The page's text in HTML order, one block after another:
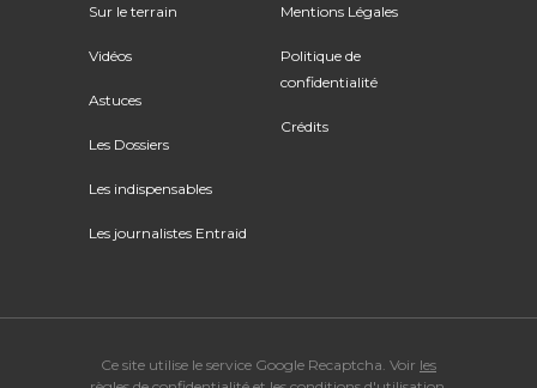
Sur le terrain
Vidéos
Astuces
Les Dossiers
Les indispensables
Les journalistes Entraid
Mentions Légales
Politique de
confidentialité
Crédits
Ce site utilise le service Google Recaptcha. Voir les